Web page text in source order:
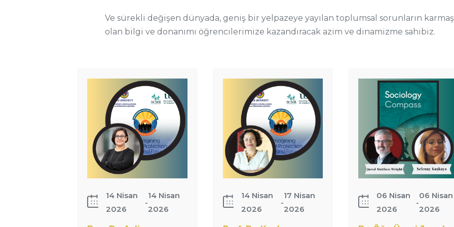
Ve sürekli değişen dünyada, geniş bir yelpazeye yayılan toplumsal sorunların
olan bilgi ve donanımı öğrencilerimize kazandıracak azim ve dinamizme sahibiz.
Doç. Dr. Aylin
&quot;Reimagining
Refugee
Protection: 75
Years…
14 Nisan
2026
-
14 Nisan
2026
Protection: 75
Years and…
14 Nisan
2026
-
17 Nisan
2026
Dr. Öğr.
Üyesi
TEDÜ Göç
Çalışmaları
Selenay
Kaşkaya…
06 Nisan
2026
-
06 Nisan
2026